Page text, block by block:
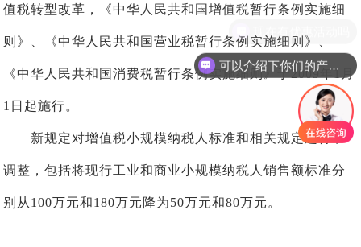
值税转型改革，《中华人民共和国增值税暂行条例实施细
则》、《中华人民共和国营业税暂行条例实施细则》、
《中华人民共和国消费税暂行条例实施细则》于2009年1月
1日起施行。
新规定对增值税小规模纳税人标准和相关规定进行了
调整，包括将现行工业和商业小规模纳税人销售额标准分
别从100万元和180万元降为50万元和80万元。
可以介绍下你们的产品么